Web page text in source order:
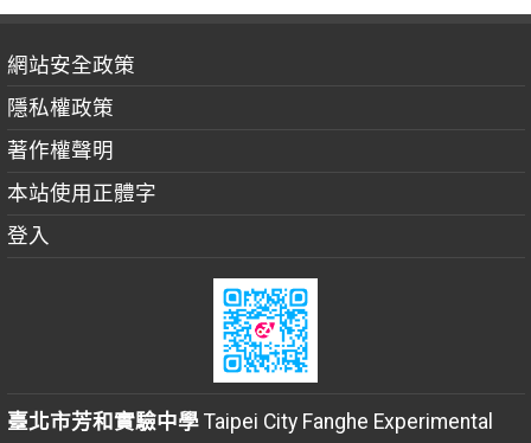
網站安全政策
隱私權政策
著作權聲明
本站使用正體字
登入
臺北市芳和實驗中學Taipei City Fanghe Experimental